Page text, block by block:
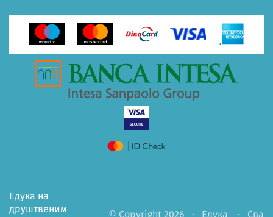
© Copyright 2026 · Едука · Сва
Едука на
друштвеним